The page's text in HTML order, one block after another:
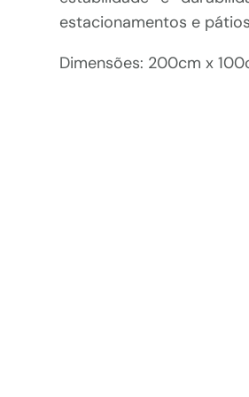
estacionamentos e
Dimensões: 200cm x